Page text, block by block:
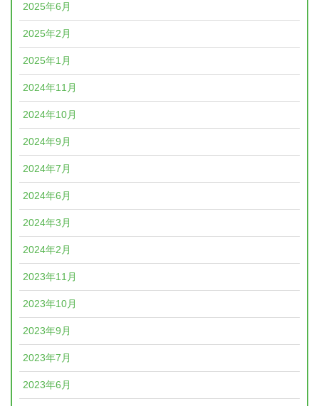
2025年6月
2025年2月
2025年1月
2024年11月
2024年10月
2024年9月
2024年7月
2024年6月
2024年3月
2024年2月
2023年11月
2023年10月
2023年9月
2023年7月
2023年6月